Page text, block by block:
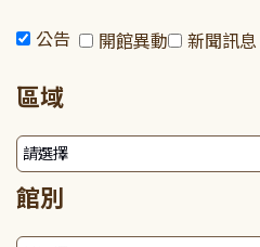
公告 開館異動 新聞訊息
區域
館別